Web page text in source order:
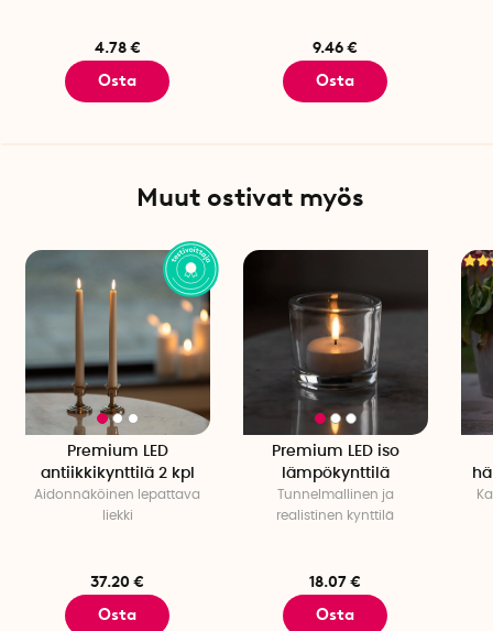
4.78 €
Osta
9.46 €
Osta
Muut ostivat myös
Premium LED
antiikkikynttilä 2 kpl
Aidonnäköinen lepattava
liekki
37.20 €
Osta
Premium LED iso
lämpökynttilä
Tunnelmallinen ja
realistinen kynttilä
18.07 €
Osta